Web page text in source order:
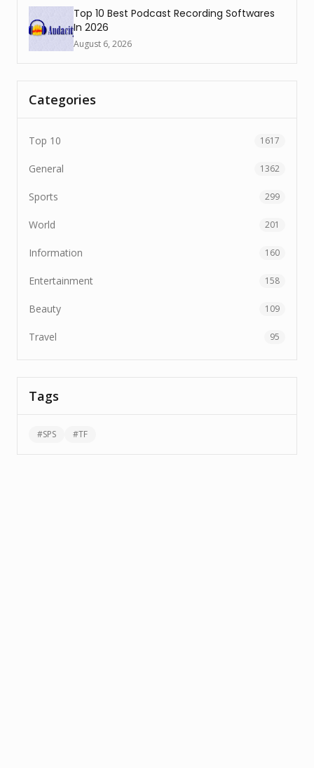
Top 10 Best Podcast Recording Softwares
In 2026
August 6, 2026
Categories
Top 10 1617
General 1362
Sports 299
World 201
Information 160
Entertainment 158
Beauty 109
Travel 95
Tags
#SPS #TF